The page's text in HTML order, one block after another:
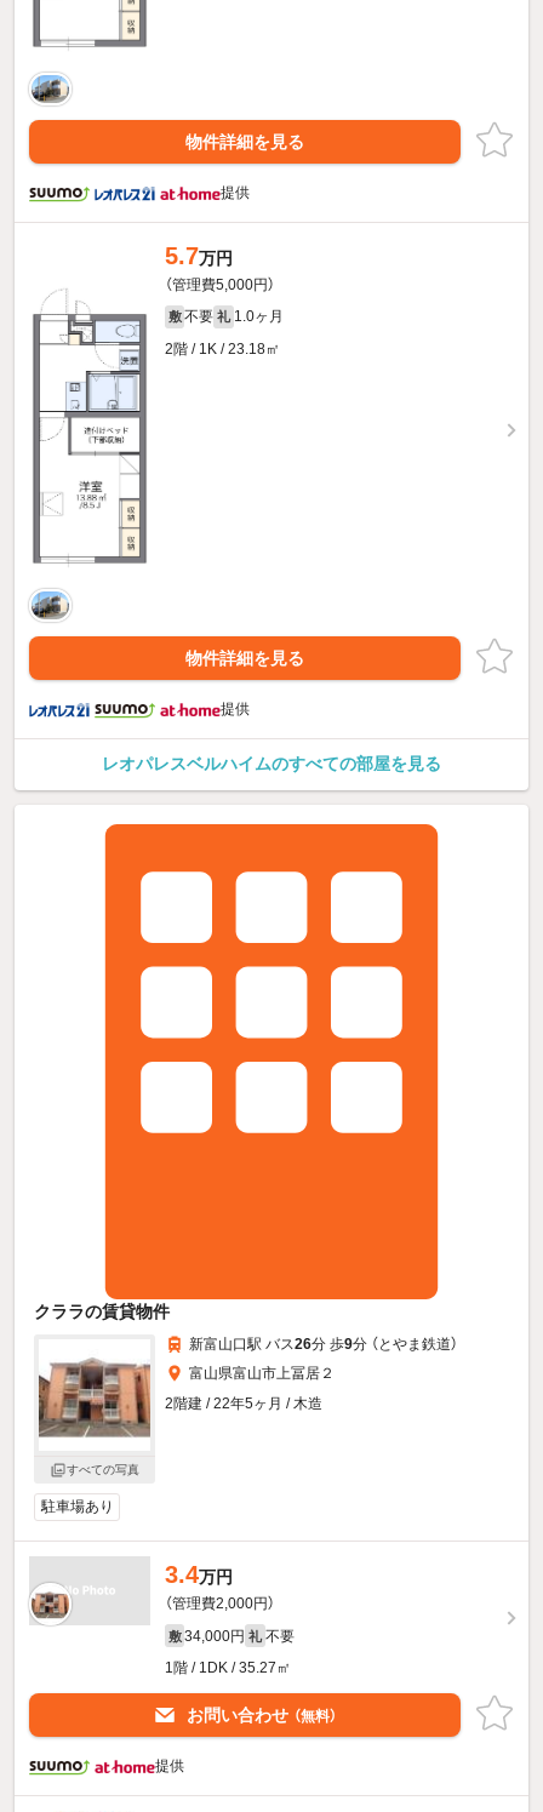
物件詳細を見る
提供
5.7万円
（管理費5,000円）
敷 不要 礼 1.0ヶ月
2階 / 1K / 23.18㎡
物件詳細を見る
提供
レオパレスベルハイムのすべての部屋を見る
クララの賃貸物件
すべての写真
新富山口駅 バス26分 歩9分 （とやま鉄道）
富山県富山市上冨居２
2階建 / 22年5ヶ月 / 木造
駐車場あり
3.4万円
（管理費2,000円）
敷 34,000円 礼 不要
1階 / 1DK / 35.27㎡
お問い合わせ （無料）
提供